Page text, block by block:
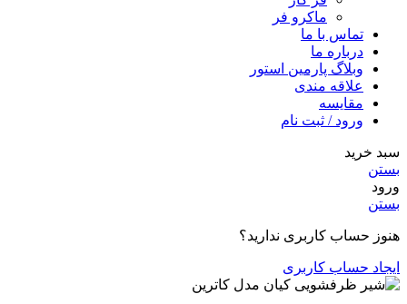
ماكرو فر
تماس با ما
درباره ما
وبلاگ پارمین استور
علاقه مندی
مقایسه
ورود / ثبت نام
سبد خرید
بستن
ورود
بستن
هنوز حساب کاربری ندارید؟
ایجاد حساب کاربری